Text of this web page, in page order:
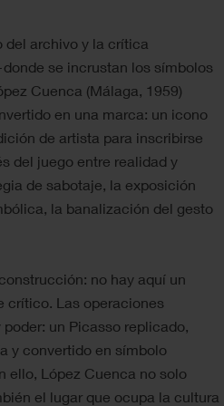
del archivo y la crítica
se incrustan los símbolos
Cuenca (Málaga, 1959)
en una marca: un icono
de artista para inscribirse
del juego entre realidad y
de sabotaje, la exposición
la banalización del gesto
no hay aquí un
crítico. Las operaciones
un Picasso replicado,
y convertido en símbolo
ello, López Cuenca no solo
el lugar que ocupa la cultura